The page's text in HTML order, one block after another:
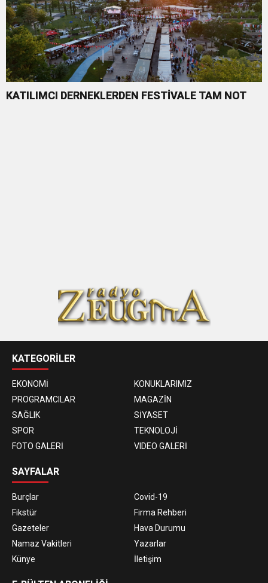
KATILIMCI DERNEKLERDEN FESTİVALE TAM NOT
KATEGORİLER
EKONOMİ
KONUKLARIMIZ
PROGRAMCILAR
MAGAZİN
SAĞLIK
SİYASET
SPOR
TEKNOLOJİ
FOTO GALERİ
VIDEO GALERİ
SAYFALAR
Burçlar
Covid-19
Fikstür
Firma Rehberi
Gazeteler
Hava Durumu
Namaz Vakitleri
Yazarlar
Künye
İletişim